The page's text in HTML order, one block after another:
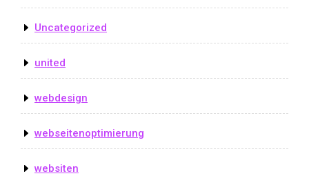
Uncategorized
united
webdesign
webseitenoptimierung
websiten